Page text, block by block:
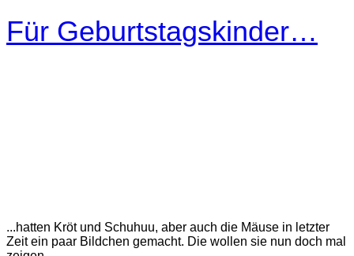
Für Geburtstagskinder…
...hatten Kröt und Schuhuu, aber auch die Mäuse in letzter
Zeit ein paar Bildchen gemacht. Die wollen sie nun doch mal